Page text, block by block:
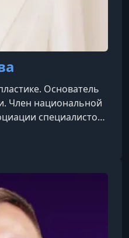
Основатель
Член национальной
специалистов
в массажной